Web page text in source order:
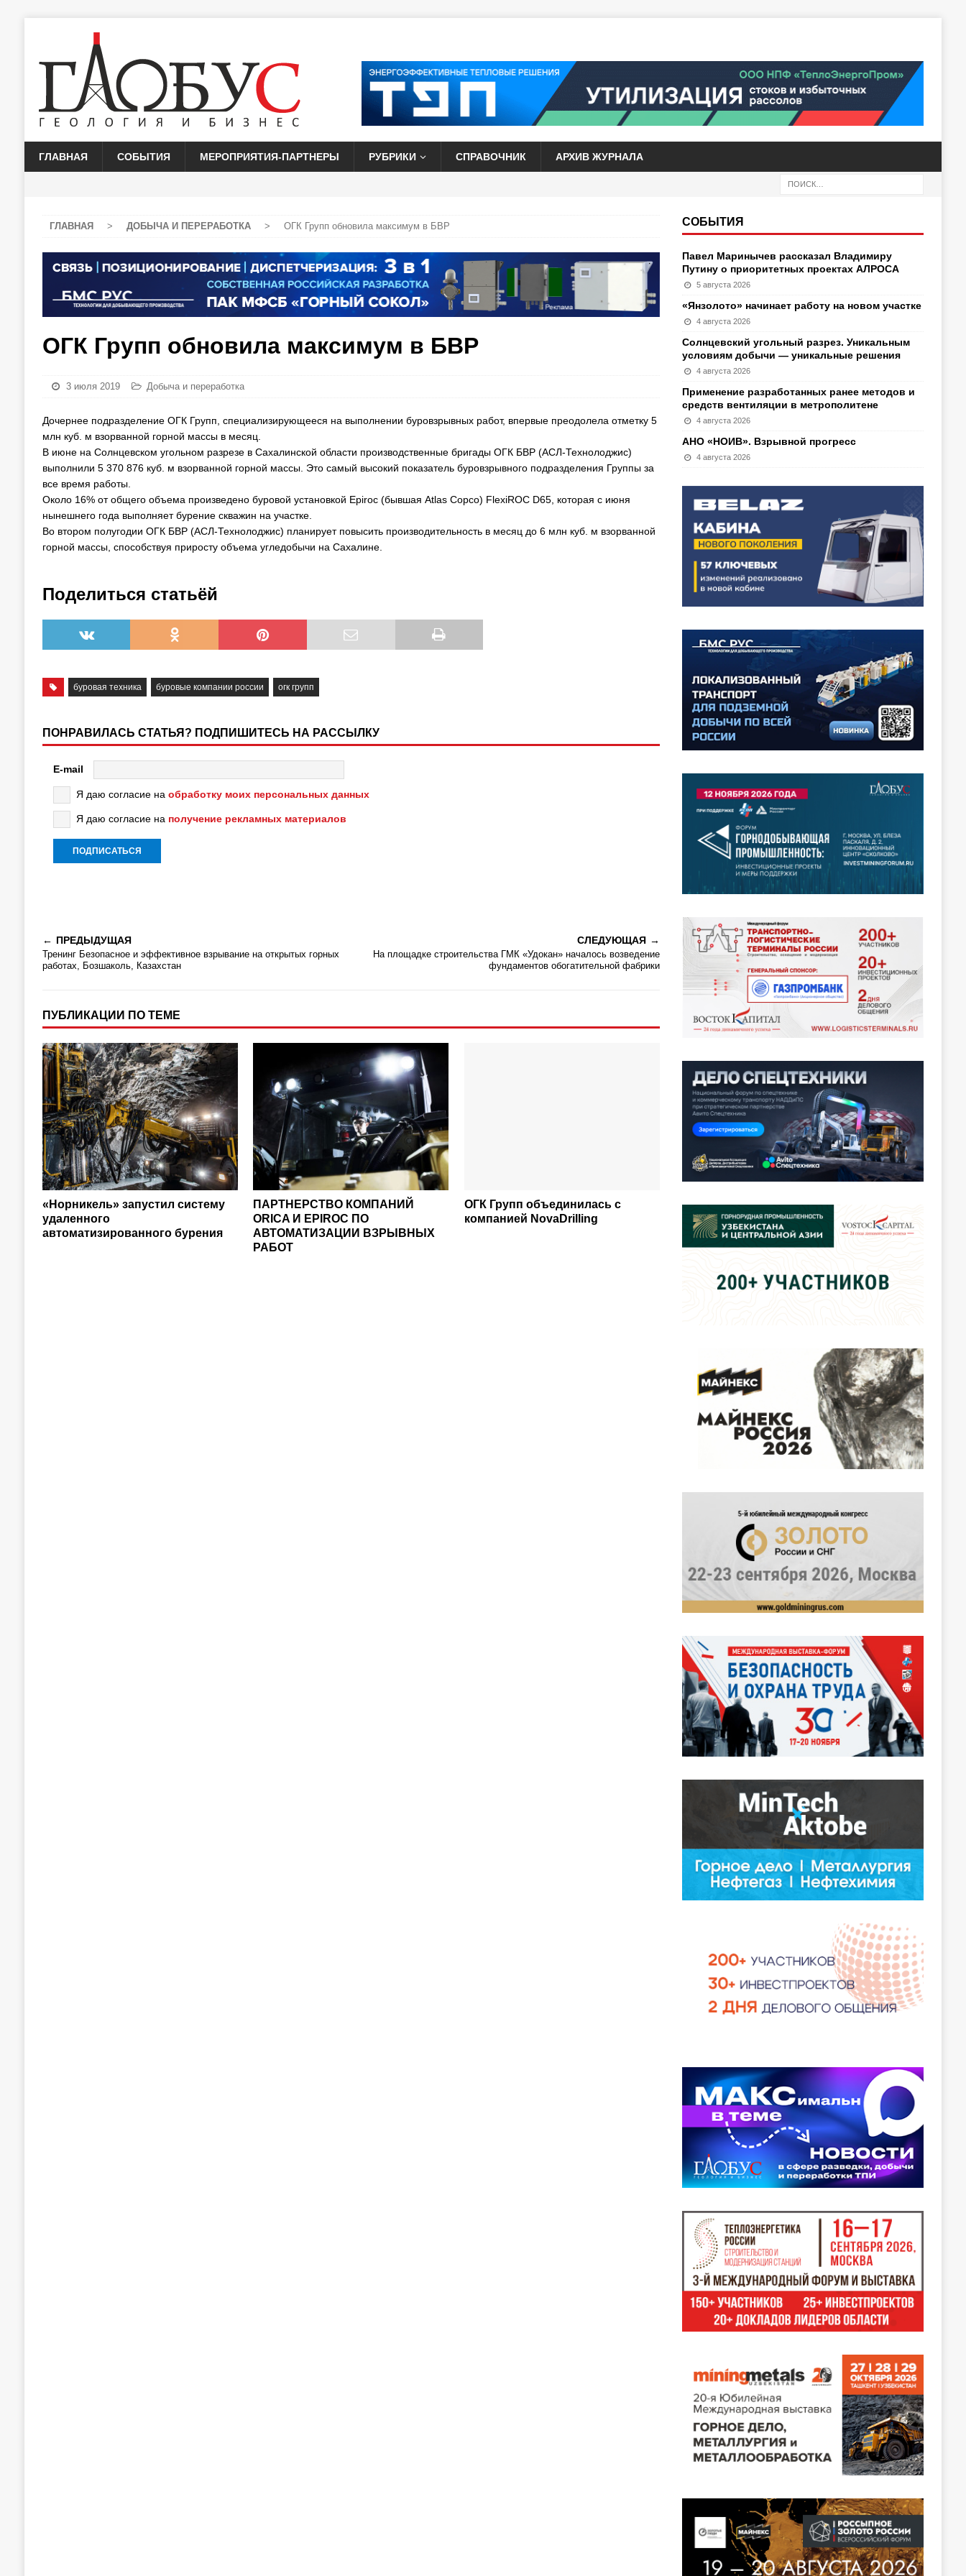
ГЛАВНАЯ СОБЫТИЯ МЕРОПРИЯТИЯ-ПАРТНЕРЫ РУБРИКИ СПРАВОЧНИК АРХИВ ЖУРНАЛА
ГЛАВНАЯ > ДОБЫЧА И ПЕРЕРАБОТКА > ОГК Групп обновила максимум в БВР
ОГК Групп обновила максимум в БВР
3 июля 2019 Добыча и переработка
Дочернее подразделение ОГК Групп, специализирующееся на выполнении буровзрывных работ, впервые преодолела отметку 5
млн куб. м взорванной горной массы в месяц.
В июне на Солнцевском угольном разрезе в Сахалинской области производственные бригады ОГК БВР (АСЛ-Технолоджис)
выполнили 5 370 876 куб. м взорванной горной массы. Это самый высокий показатель буровзрывного подразделения Группы за
все время работы.
Около 16% от общего объема произведено буровой установкой Epiroc (бывшая Atlas Copco) FlexiROC D65, которая с июня
нынешнего года выполняет бурение скважин на участке.
Во втором полугодии ОГК БВР (АСЛ-Технолоджис) планирует повысить производительность в месяц до 6 млн куб. м взорванной
горной массы, способствуя приросту объема угледобычи на Сахалине.
Поделиться статьёй
буровая техника буровые компании россии огк групп
ПОНРАВИЛАСЬ СТАТЬЯ? ПОДПИШИТЕСЬ НА РАССЫЛКУ
E-mail
Я даю согласие на обработку моих персональных данных
Я даю согласие на получение рекламных материалов
ПРЕДЫДУЩАЯ
Тренинг Безопасное и эффективное взрывание на открытых горных
работах, Бозшаколь, Казахстан
СЛЕДУЮЩАЯ
На площадке строительства ГМК «Удокан» началось возведение
фундаментов обогатительной фабрики
ПУБЛИКАЦИИ ПО ТЕМЕ
«Норникель» запустил систему
удаленного
автоматизированного бурения
ПАРТНЕРCТВО КОМПАНИЙ
ORICA И EPIROC ПО
АВТОМАТИЗАЦИИ ВЗРЫВНЫХ
РАБОТ
ОГК Групп объединилась с
компанией NovaDrilling
СОБЫТИЯ
Павел Маринычев рассказал Владимиру
Путину о приоритетных проектах АЛРОСА
5 августа 2026
«Янзолото» начинает работу на новом участке
4 августа 2026
Солнцевский угольный разрез. Уникальным
условиям добычи — уникальные решения
4 августа 2026
Применение разработанных ранее методов и
средств вентиляции в метрополитене
4 августа 2026
АНО «НОИВ». Взрывной прогресс
4 августа 2026